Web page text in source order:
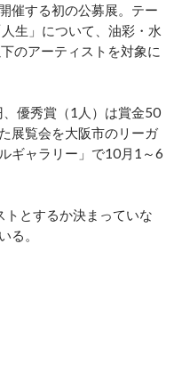
催する初の公募展。テー
生」について、油彩・水
のアーティストを対象に
優秀賞（1人）は賞金50
展覧会を大阪市のリーガ
ギャラリー」で10月1～6
とするか決まっていな
る。